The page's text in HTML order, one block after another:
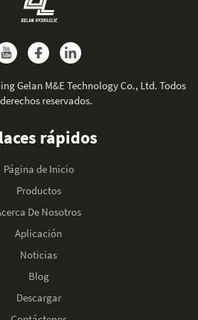
Gelan M&E Technology Co., Ltd. Todos
reservados.
rápidos
Página de Inicio
Productos
De Nosotros
Aplicación
Noticias
Blog
Descargar